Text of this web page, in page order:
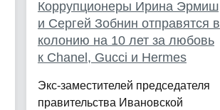
Коррупционеры Ирина Эрмиш
и Сергей Зобнин отправятся в
колонию на 10 лет за любовь
к Chanel, Gucci и Hermes
Экс-заместителей председателя
правительства Ивановской